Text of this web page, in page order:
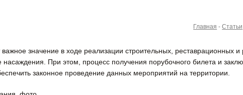
Главная -Статьи
значение в ходе реализации строительных, реставрационных
насаждения. При этом, процесс получения порубочного билета и
законное проведение данных мероприятий на территории.